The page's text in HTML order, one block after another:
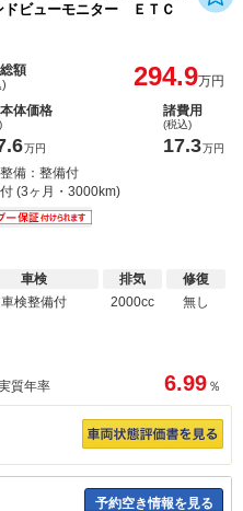
ドビューモニター ＥＴＣ
額 294.9万円
体価格
万円
諸費用
(税込)
17.3万円
備：整備付
(3ヶ月・3000km)
車検
車検整備付
排気
2000cc
修復
無し
質年率 6.99 ％
予約空き情報を見る